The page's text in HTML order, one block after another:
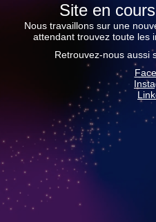
Site en
Nous travaillons sur une
attendant trouvez toute les
Retrouvez-nous aussi